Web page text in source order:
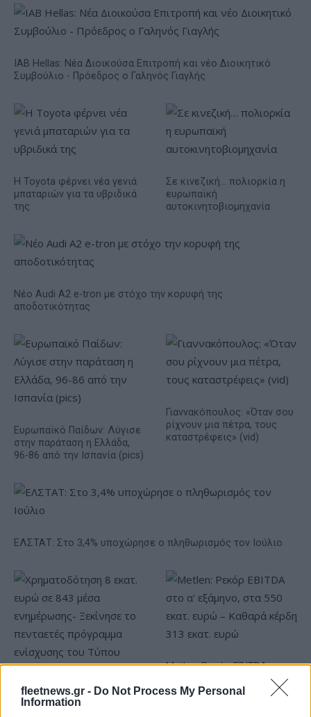
fleetnews.gr - Do Not Process My Personal
Information
IAB Hellas: Νέα Διοικούσα Επιτροπή και νέο Διοικητικό
Συμβούλιο - Πρόεδρος ο Γαληνός Γιαγλής
Η Toyota φέρνει νέα γενιά
μπαταριών για τα υβριδικά
της
Σε κινεζική… πολιορκία η
ευρωπαϊκή
αυτοκινητοβιομηχανία
Νέο Audi A2 e-tron με στόχο την κορυφή της
αποδοτικότητας
Ευρωπαϊκό Παίδων: Λύγισε
στην παράταση η Ελλάδα,
96-86 από την Ισπανία (pics)
Γιαννακόπουλος: «Όταν σου
ρίχνουν μια πέτρα, τους
καταστρέφεις» (vid)
ΕΛΣΤΑΤ: Στο 3,4% υποχώρησε ο πληθωρισμός τον Ιούλιο
Χρηματοδότηση 8 εκατ.
ευρώ σε 843 μέσα
ενημέρωσης- Ξεκίνησε το
Metlen: Ρεκόρ EBITDA στο
α' εξάμηνο, στα 550 εκατ.
ευρώ – Καθαρά κέρδη 313